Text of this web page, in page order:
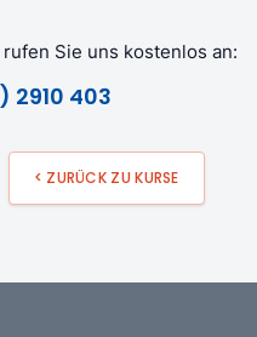
Sie uns kostenlos an:
2910 403
< ZURÜCK ZU KURSE